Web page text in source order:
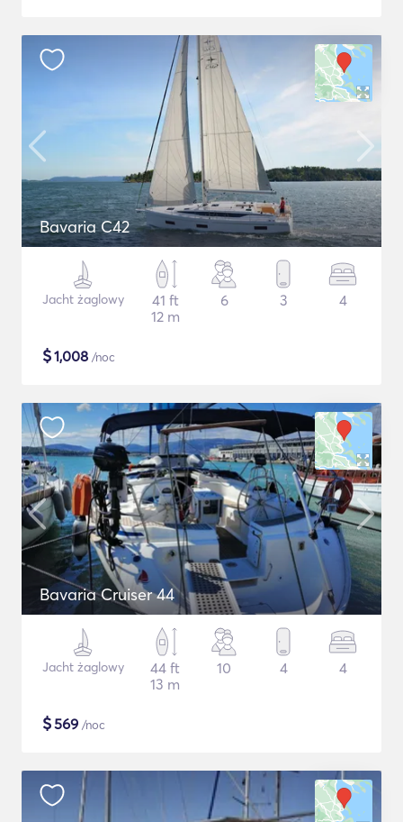
Bavaria C42
Jacht żaglowy
41 ft
12 m
6 3 4
$1,008 /noc
Bavaria Cruiser 44
Jacht żaglowy
44 ft
13 m
10 4 4
$569 /noc